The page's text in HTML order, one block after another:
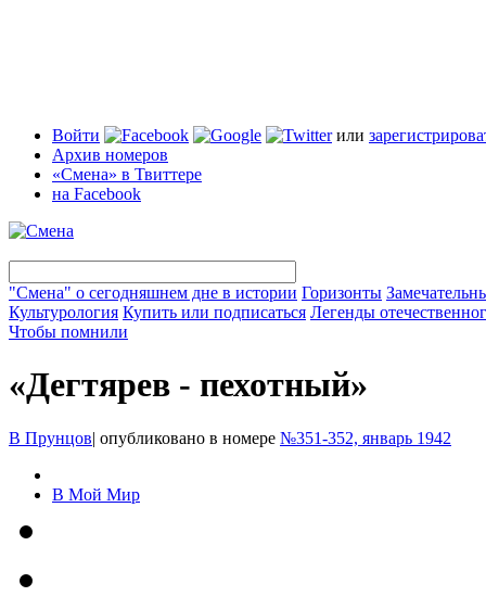
Войти или
Архив номеров
«Смена» в Твиттере
на Facebook
"Смена" о сегодняшнем дне в истории Горизонты
Культурология Купить или подписаться Легенды
Чтобы помнили
«Дегтярев - пехотный»
В Прунцов| опубликовано в номере №351-352, январь 1942
В Мой Мир